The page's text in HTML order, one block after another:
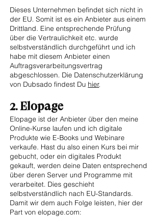
Dieses Unternehmen befindet sich nicht in
der EU. Somit ist es ein Anbieter aus einem
Drittland. Eine entsprechende Prüfung
über die Vertraulichkeit etc. wurde
selbstverständlich durchgeführt und ich
habe mit diesem Anbieter einen
Auftragsverarbeitungsvertrag
abgeschlossen. Die Datenschutzerklärung
von Dubsado findest Du hier.
2. Elopage
Elopage ist der Anbieter über den meine
Online-Kurse laufen und ich digitale
Produkte wie E-Books und Webinare
verkaufe. Hast du also einen Kurs bei mir
gebucht, oder ein digitales Produkt
gekauft, werden deine Daten entsprechend
über deren Server und Programme mit
verarbeitet. Dies geschieht
selbstverständlich nach EU-Standards.
Damit wir dem auch Folge leisten, hier der
Part von elopage.com: